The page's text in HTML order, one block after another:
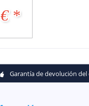
*
Garantía de devolución del